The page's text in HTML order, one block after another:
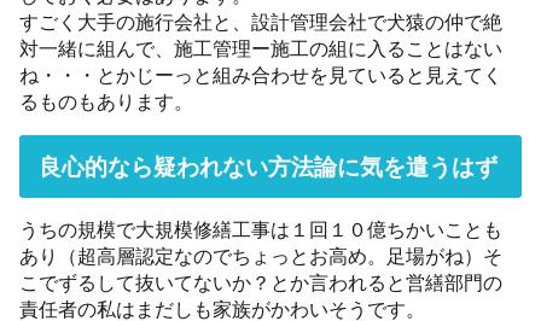
すごく大手の施行会社と、設計管理会社で犬猿の仲で絶
対一緒に組んで、施工管理ー施工の組に入ることはない
ね・・・とかじーっと組み合わせを見ていると見えてく
るものもあります。
良心的なら疑われない方法論に気を遣うはず
うちの規模で大規模修繕工事は１回１０億ちかいことも
あり（超高層認定なのでちょっとお高め。足場がね）そ
こでずるして抜いてないか？とか言われると営繕部門の
責任者の私はまだしも家族がかわいそうです。